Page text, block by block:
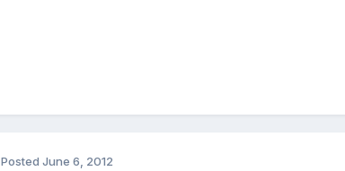
Posted June 6, 2012